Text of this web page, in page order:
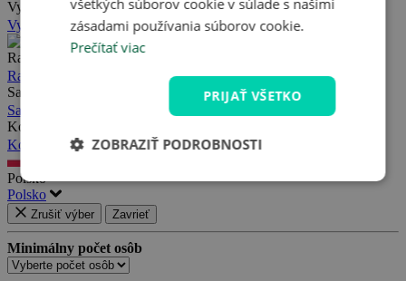
Vysoké Tatry
Vysoké Tatry
Rakousko
Rakousko
Salzbursko
Salzbursko
Korutánsko
Korutánsko
Polsko
Polsko
Zrušiť výber Zavrieť
Minimálny počet osôb
všetkých súborov cookie v súlade s našimi
zásadami používania súborov cookie.
Prečítať viac
PRIJAŤ VŠETKO
ZOBRAZIŤ PODROBNOSTI